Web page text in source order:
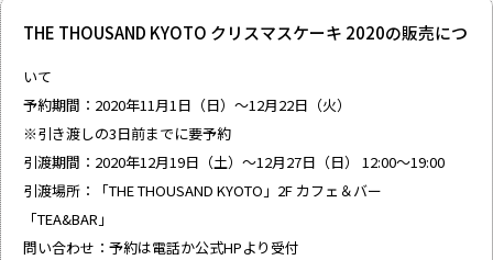
THE THOUSAND KYOTO クリスマスケーキ 2020の販売につ
いて
予約期間：2020年11月1日（日）～12月22日（火）
※引き渡しの3日前までに要予約
引渡期間：2020年12月19日（土）～12月27日（日） 12:00～19:00
引渡場所：「THE THOUSAND KYOTO」2F カフェ＆バー
「TEA&BAR」
問い合わせ：予約は電話か公式HPより受付